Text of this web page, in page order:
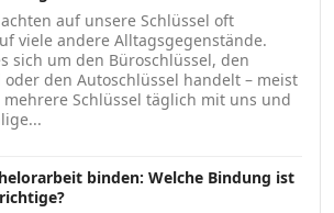
auf unsere Schlüssel oft
viele andere Alltagsgegenstände.
sich um den Büroschlüssel, den
oder den Autoschlüssel handelt – meist
Schlüssel täglich mit uns und
binden: Welche Bindung ist